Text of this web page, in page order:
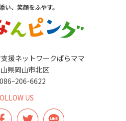
援ネットワークぱらママ
県岡山市北区
086ｰ206-6622
US